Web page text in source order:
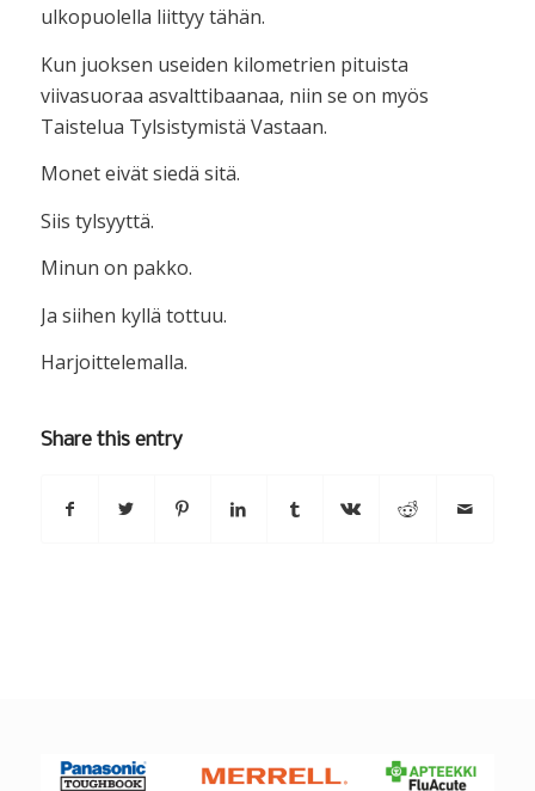
ulkopuolella liittyy tähän.
Kun juoksen useiden kilometrien pituista
viivasuoraa asvalttibaanaa, niin se on myös
Taistelua Tylsistymistä Vastaan.
Monet eivät siedä sitä.
Siis tylsyyttä.
Minun on pakko.
Ja siihen kyllä tottuu.
Harjoittelemalla.
Share this entry